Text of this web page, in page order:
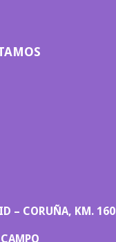
– CORUÑA, KM. 160